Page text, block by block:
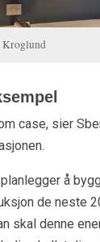
Kroglund
case, sier
planlegger å
de neste
skal denne